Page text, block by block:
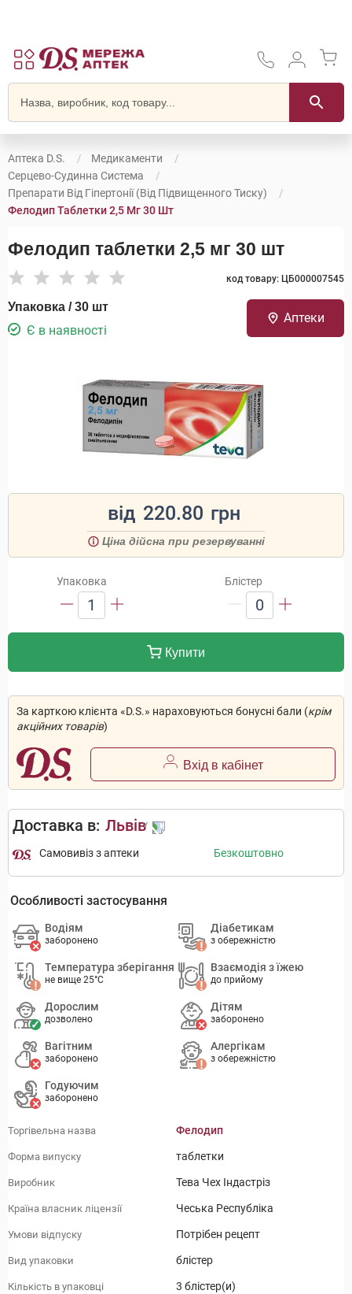
Аптека D.S.
Медикаменти
Серцево-Судинна Система
Препарати Від Гіпертонії (від Підвищенного Тиску)
Фелодип Таблетки 2,5 Мг 30 Шт
Фелодип таблетки 2,5 мг 30 шт
код товару: ЦБ000007545
Упаковка / 30 шт
Є в наявності
Аптеки
від 220.80 грн
Ціна дійсна при резервуванні
Упаковка
1
Блістер
0
Купити
За карткою клієнта «D.S.» нараховуються бонусні бали (крім
акційних товарів)
Вхід в кабінет
Доставка в: Львів
Самовивіз з аптеки Безкоштовно
Особливості застосування
Водіям
заборонено
Діабетикам
з обережністю
Температура зберігання
не вище 25°C
Взаємодія з їжею
до прийому
Дорослим
дозволено
Дітям
заборонено
Вагітним
заборонено
Алергікам
з обережністю
Годуючим
заборонено
Торгівельна назва Фелодип
Форма випуску таблетки
Виробник Тева Чех Індастріз
Країна власник ліцензії Чеська Республіка
Умови відпуску Потрібен рецепт
Вид упаковки блістер
Кількість в упаковці 3 блістер(и)